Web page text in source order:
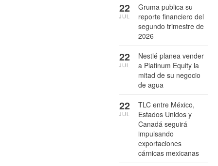
Gruma publica su
reporte financiero del
segundo trimestre de
2026
22
JUL
Nestlé planea vender
a Platinum Equity la
mitad de su negocio
de agua
22
JUL
TLC entre México,
Estados Unidos y
Canadá seguirá
impulsando
exportaciones
cárnicas mexicanas
22
JUL